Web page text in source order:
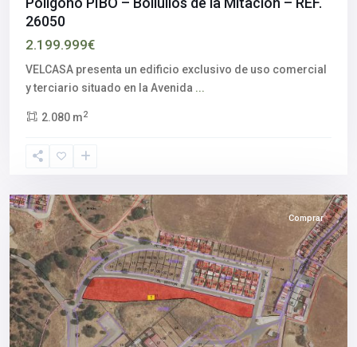
26050
2.199.999€
VELCASA presenta un edificio exclusivo de uso comercial
y terciario situado en la Avenida ...
2.080 m2
Real
la
Comprar